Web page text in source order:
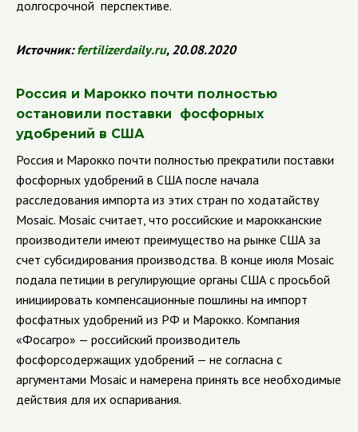
долгосрочной перспективе.
Источник:fertilizerdaily.ru, 20.08.2020
Россия и Марокко почти полностью
остановили поставки фосфорных
удобрений в США
Россия и Марокко почти полностью прекратили поставки
фосфорных удобрений в США после начала
расследования импорта из этих стран по ходатайству
Mosaic. Mosaic считает, что российские и марокканские
производители имеют преимущество на рынке США за
счет субсидирования производства. В конце июля Mosaic
подала петиции в регулирующие органы США с просьбой
инициировать компенсационные пошлины на импорт
фосфатных удобрений из РФ и Марокко. Компания
«Фосагро» — российский производитель
фосфорсодержащих удобрений — не согласна с
аргументами Mosaic и намерена принять все необходимые
действия для их оспаривания.